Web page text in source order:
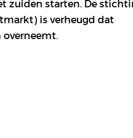
zuiden starten. De
is verheugd dat